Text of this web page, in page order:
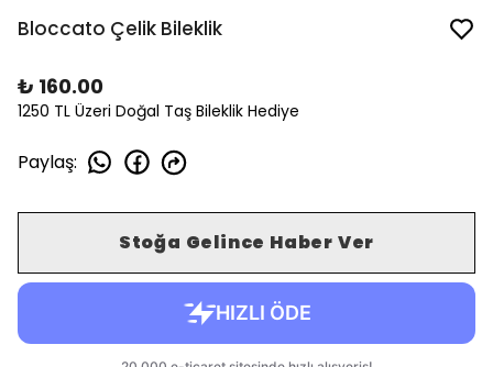
Bloccato Çelik Bileklik
₺ 160.00
1250 TL Üzeri Doğal Taş Bileklik Hediye
Paylaş:
Stoğa Gelince Haber Ver